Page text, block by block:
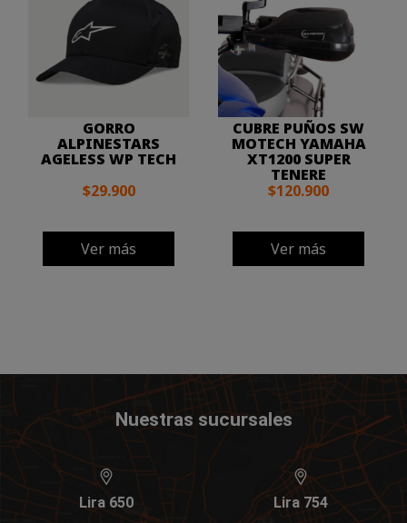
GORRO
ALPINESTARS
AGELESS WP TECH
$29.900
Ver más
CUBRE PUÑOS SW
MOTECH YAMAHA
XT1200 SUPER
TENERE
$120.900
Ver más
Nuestras sucursales
Lira 650 Lira 754